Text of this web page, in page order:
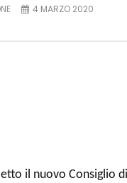
4 MARZO 2020
il nuovo Consiglio